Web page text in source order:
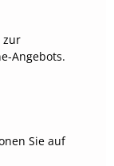
zur
Angebots.
Sie auf